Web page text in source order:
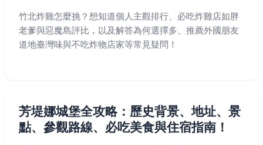
竹北炸雞怎麼挑？想知道個人主觀排行、必吃炸雞店如胖
老爹與惡魔島評比，以及解答為何選擇多、推薦外國朋友
道地臺灣味與不吃炸物店家等常見疑問！
芳堤娜城堡全攻略：歷史背景、地址、景
點、參觀路線、必吃美食與住宿指南！